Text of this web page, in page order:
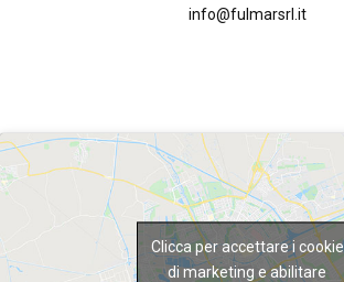
info@fulmarsrl.it
Clicca per accettare i cookie
di marketing e abilitare